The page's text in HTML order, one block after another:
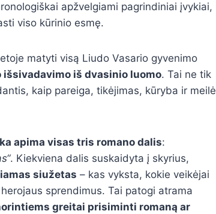
apžvelgiami pagrindiniai įvykiai,
viso kūrinio esmę.
matyti visą Liudo Vasario gyvenimo
iš dvasinio luomo. Tai ne tik
kaip pareiga, tikėjimas, kūryba ir meilė
apima visas tris romano dalis:
. Kiekviena dalis suskaidyta į skyrius,
siužetas – kas vyksta, kokie veikėjai
sprendimus. Tai patogi atrama
greitai prisiminti romaną ar